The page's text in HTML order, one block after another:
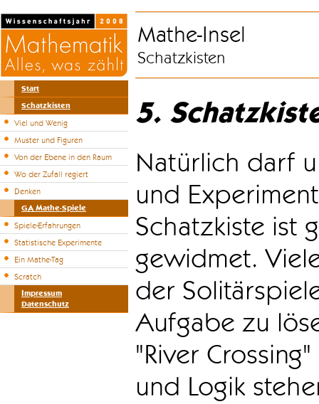
Start
Schatzkisten
Viel und Wenig
Muster und Figuren
Von der Ebene in den Raum
Wo der Zufall regiert
Denken
GA Mathe-Spiele
Spiele-Erfahrungen
Statistische Experimente
Ein Mathe-Tag
Scratch
Impressum
Datenschutz
Mathe-Insel
Schatzkisten
5.
Natürlich darf
und
Schatzkiste ist
gewidmet.
der
Aufgabe zu
"River
und Logik